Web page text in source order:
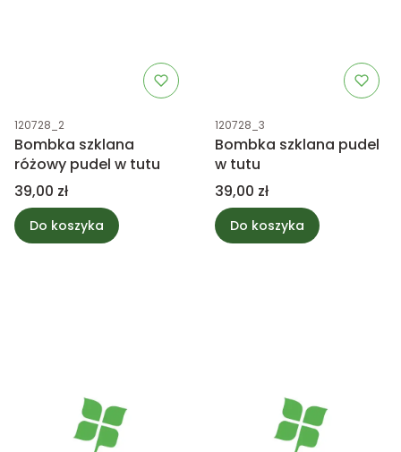
Kod produktu
120728_2
Bombka szklana
różowy pudel w tutu
Cena
39,00 zł
Do koszyka
Kod produktu
120728_3
Bombka szklana pudel
w tutu
Cena
39,00 zł
Do koszyka